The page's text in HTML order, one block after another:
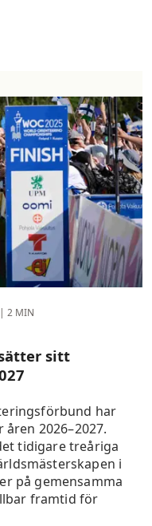
| 2 MIN
sitt
har
2026–2027.
tidigare treåriga
i
på gemensamma
framtid för